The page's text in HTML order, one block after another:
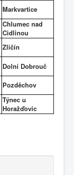
Markvartice
Chlumec nad
Cidlinou
Zličín
Dolní Dobrouč
Pozděchov
Týnec u
Horažďovic